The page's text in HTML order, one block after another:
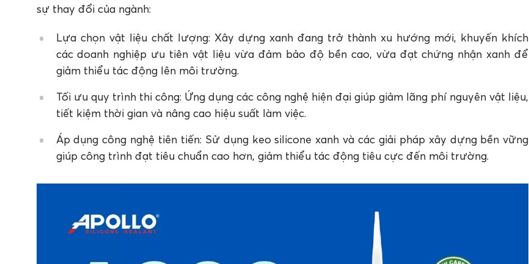
sự thay đổi của ngành:
Lựa chọn vật liệu chất lượng: Xây dựng xanh đang trở thành xu hướng mới, khuyến khích
các doanh nghiệp ưu tiên vật liệu vừa đảm bảo độ bền cao, vừa đạt chứng nhận xanh để
giảm thiểu tác động lên môi trường.
Tối ưu quy trình thi công: Ứng dụng các công nghệ hiện đại giúp giảm lãng phí nguyên vật liệu,
tiết kiệm thời gian và nâng cao hiệu suất làm việc.
Áp dụng công nghệ tiên tiến: Sử dụng keo silicone xanh và các giải pháp xây dựng bền vững
giúp công trình đạt tiêu chuẩn cao hơn, giảm thiểu tác động tiêu cực đến môi trường.